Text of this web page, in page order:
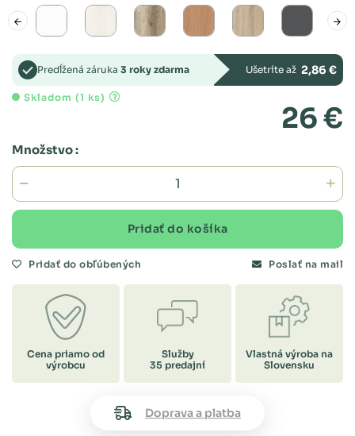
Predĺžená záruka 3 roky zdarma Ušetríte až 2,86 €
Skladom (1 ks)
26 €
Množstvo :
Pridať do košíka
Pridať do obľúbených Poslať na mail
Cena priamo od
výrobcu
Služby
35 predajní
Vlastná výroba na
Slovensku
Doprava a platba